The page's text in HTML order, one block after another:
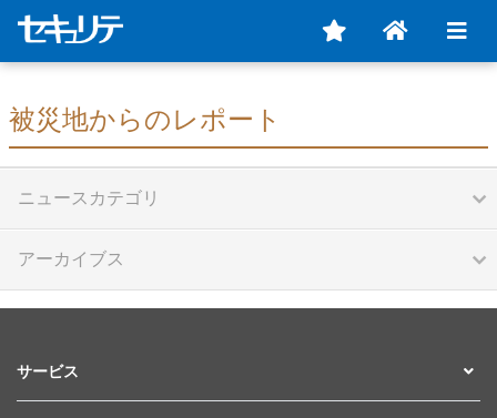
被災地からのレポート
ニュースカテゴリ
アーカイブス
サービス